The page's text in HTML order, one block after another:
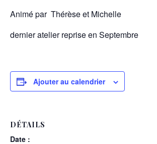
Animé par Thérèse et Michelle
dernier atelier reprise en Septembre
Ajouter au calendrier
DÉTAILS
Date :